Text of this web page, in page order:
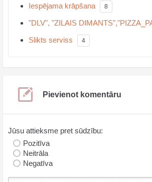
Iespējama krāpšana 8
"DLV", "ZILAIS
Slikts serviss 4
Pievienot komentāru
Jūsu attieksme pret sūdzību:
Pozitīva
Neitrāla
Negatīva